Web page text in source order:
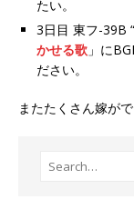
たい。
3日目 東フ-39B “
かせる歌 」に
ださい。
またたくさん嫁が